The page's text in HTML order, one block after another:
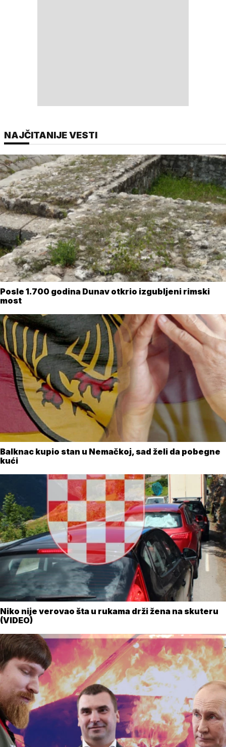
NAJČITANIJE VESTI
Posle 1.700 godina Dunav otkrio izgubljeni rimski
most
Balknac kupio stan u Nemačkoj, sad želi da pobegne
kući
Niko nije verovao šta u rukama drži žena na skuteru
(VIDEO)